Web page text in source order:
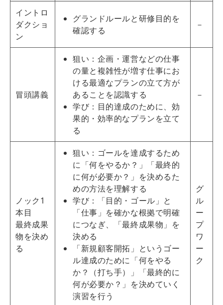
イントロ
ダクショ
ン
グランドルールと研修目的を
確認する
－
冒頭講義
狙い：企画・運営などの仕事
の量と複雑性が増す仕事にお
ける最適なプランの立て方が
あることを認識する
学び：目的達成のために、効
果的・効率的なプランを立て
る
－
ノック1
本目
最終成果
物を決め
る
狙い：ゴールを達成するため
に「何をやるか？」「最終的
に何が必要か？」を決めるた
めの方法を理解する
学び：「目的・ゴール」と
「仕事」を確かな根拠で明確
につなぎ、「最終成果物」を
決める
「新規顧客開拓」というゴー
ル達成のために「何をやる
か？（打ち手）」「最終的に
何が必要か？」を決めていく
演習を行う
グ
ル
ー
プ
ワ
ー
ク